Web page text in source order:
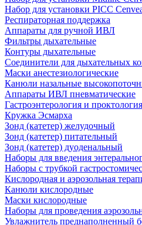
Набор для установки PICC
Респираторная поддержка
Аппараты для ручной ИВЛ
Фильтры дыхательные
Контуры дыхательные
Соединители для дыхательных
Маски анестезиологические
Канюли назальные
Аппараты ИВЛ пневматические
Гастроэнтерология и проктология
Кружка Эсмарха
Зонд (катетер) желудочный
Зонд (катетер) питательный
Зонд (катетер) дуоденальный
Наборы для введения
Наборы с трубкой
Кислородная и аэрозольная
Канюли кислородные
Маски кислородные
Наборы для проведения
Увлажнитель преднаполненный